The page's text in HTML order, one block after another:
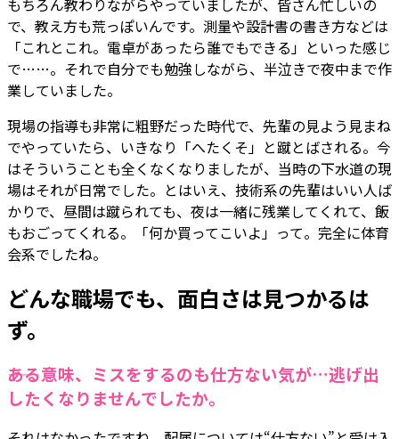
で、教え方も荒っぽいんです。測量や設計書の書き方などは
「これとこれ。電卓があったら誰でもできる」といった感じ
で……。それで自分でも勉強しながら、半泣きで夜中まで作
業していました。
現場の指導も非常に粗野だった時代で、先輩の見よう見まね
でやっていたら、いきなり「へたくそ」と蹴とばされる。今
はそういうことも全くなくなりましたが、当時の下水道の現
場はそれが日常でした。とはいえ、技術系の先輩はいい人ば
かりで、昼間は蹴られても、夜は一緒に残業してくれて、飯
もおごってくれる。「何か買ってこいよ」って。完全に体育
会系でしたね。
どんな職場でも、面白さは見つかるは
ず。
――ある意味、ミスをするのも仕方ない気が…逃げ出
したくなりませんでしたか。